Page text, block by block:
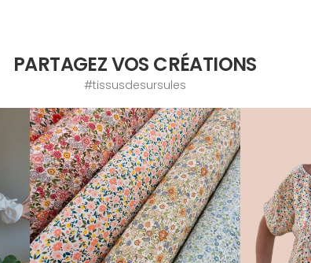
PARTAGEZ VOS CRÉATIONS
#tissusdesursules